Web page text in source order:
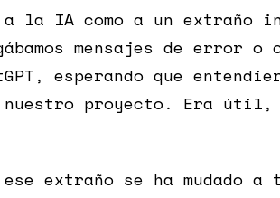
la IA como a un extraño
mensajes de error o
esperando que
proyecto. Era útil,
extraño se ha mudado a